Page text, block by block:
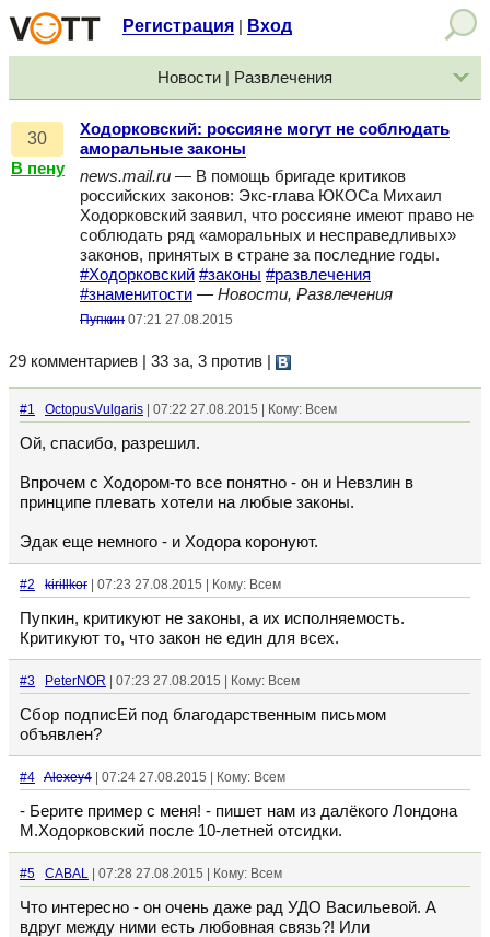
Регистрация Вход
Новости | Развлечения
30
В пену
Ходорковский: россияне могут не соблюдать
аморальные законы
news.mail.ru — В помощь бригаде критиков
российских законов: Экс-глава ЮКОСа Михаил
Ходорковский заявил, что россияне имеют право не
соблюдать ряд «аморальных и несправедливых»
законов, принятых в стране за последние годы.
#Ходорковский #законы #развлечения
#знаменитости — Новости, Развлечения
Пупкин 07:21 27.08.2015
29 комментариев | 33 за, 3 против
#1 OctopusVulgaris | 07:22 27.08.2015 | Кому: Всем
Ой, спасибо, разрешил.
Впрочем с Ходором-то все понятно - он и Невзлин в
принципе плевать хотели на любые законы.
Эдак еще немного - и Ходора коронуют.
#2 kirillkor | 07:23 27.08.2015 | Кому: Всем
Пупкин, критикуют не законы, а их исполняемость.
Критикуют то, что закон не един для всех.
#3 PeterNOR | 07:23 27.08.2015 | Кому: Всем
Сбор подписЕй под благодарственным письмом
объявлен?
#4 Alexey4 | 07:24 27.08.2015 | Кому: Всем
- Берите пример с меня! - пишет нам из далёкого Лондона
М.Ходорковский после 10-летней отсидки.
#5 CABAL | 07:28 27.08.2015 | Кому: Всем
Что интересно - он очень даже рад УДО Васильевой. А
вдруг между ними есть любовная связь?! Или